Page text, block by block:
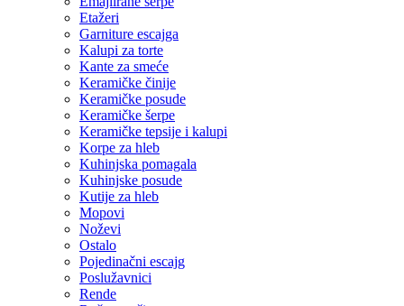
Etažeri
Garniture escajga
Kalupi za torte
Kante za smeće
Keramičke činije
Keramičke posude
Keramičke šerpe
Keramičke tepsije i kalupi
Korpe za hleb
Kuhinjska pomagala
Kuhinjske posude
Kutije za hleb
Mopovi
Noževi
Ostalo
Pojedinačni escajg
Poslužavnici
Rende